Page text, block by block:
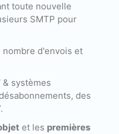
toute nouvelle
SMTP pour
nombre d'envois et
& systèmes
des
et les premières